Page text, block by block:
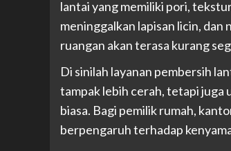
lantai yang memiliki pori,
meninggalkan lapisan licin, dan
ruangan akan terasa kurang
Di sinilah layanan pembersih
tampak lebih cerah, tetapi juga
biasa. Bagi pemilik rumah,
berpengaruh terhadap